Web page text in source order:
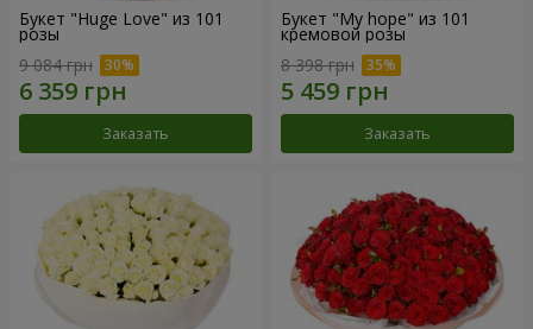
Букет "Huge Love" из 101
розы
9 084 грн
Заказать
Букет "My hope" из 101
кремовой розы
8 398 грн
Заказать